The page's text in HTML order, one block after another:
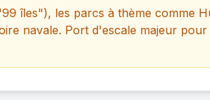
îles"), les parcs à thème comme
navale. Port d'escale majeur pour